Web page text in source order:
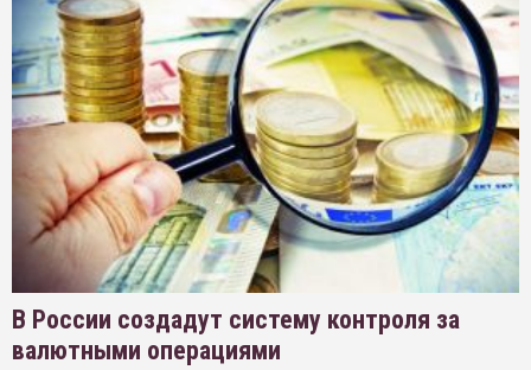
В России создадут систему контроля за
валютными операциями